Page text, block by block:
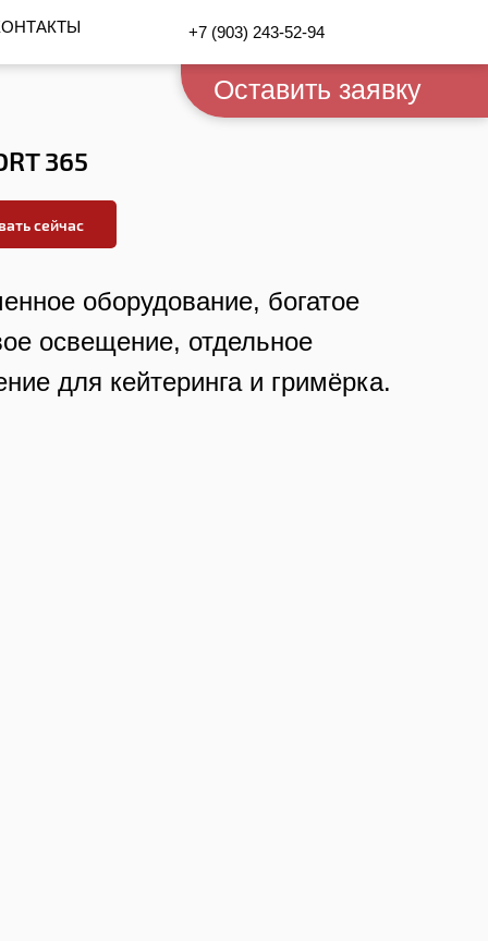
+7 (903) 243-52-94
Оставить заявку
365
сейчас
оборудование, богатое
освещение, отдельное
для кейтеринга и гримёрка.